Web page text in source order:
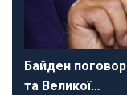
Байден
та Великої…